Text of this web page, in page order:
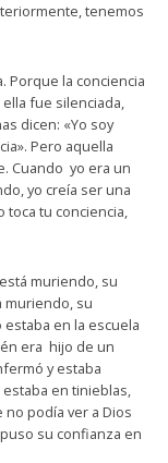
tenemos
Porque la conciencia
fue silenciada,
dicen: «Yo soy
Pero aquella
Cuando yo era un
yo creía ser una
toca tu conciencia,
muriendo, su
muriendo, su
en la escuela
era hijo de un
y estaba
en tinieblas,
podía ver a Dios
su confianza en